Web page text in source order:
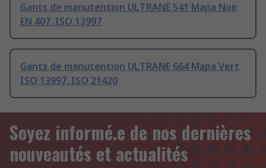
Gants de manutention ULTRANE 541 Mapa Noir
EN 407, ISO 13997
Gants de manutention ULTRANE 664 Mapa Vert
ISO 13997, ISO 21420
Soyez informé.e de nos dernières
nouveautés et actualités